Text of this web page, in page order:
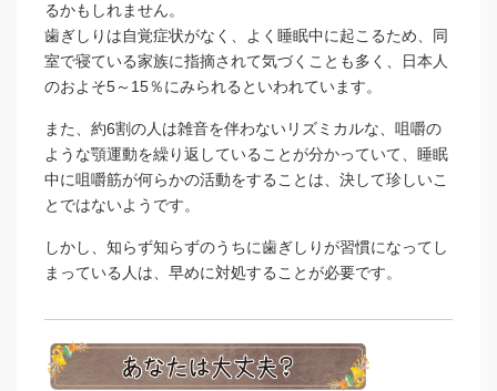
るかもしれません。
歯ぎしりは自覚症状がなく、よく睡眠中に起こるため、同
室で寝ている家族に指摘されて気づくことも多く、日本人
のおよそ5～15％にみられるといわれています。
また、約6割の人は雑音を伴わないリズミカルな、咀嚼の
ような顎運動を繰り返していることが分かっていて、睡眠
中に咀嚼筋が何らかの活動をすることは、決して珍しいこ
とではないようです。
しかし、知らず知らずのうちに歯ぎしりが習慣になってし
まっている人は、早めに対処することが必要です。